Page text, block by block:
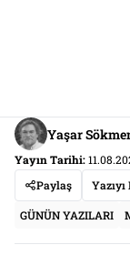
Yaşar
Yayın Tarihi:
Paylaş
GÜNÜN YAZILARI